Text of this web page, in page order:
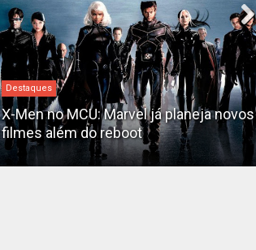
Destaques
X-Men no MCU: Marvel já planeja novos
filmes além do reboot